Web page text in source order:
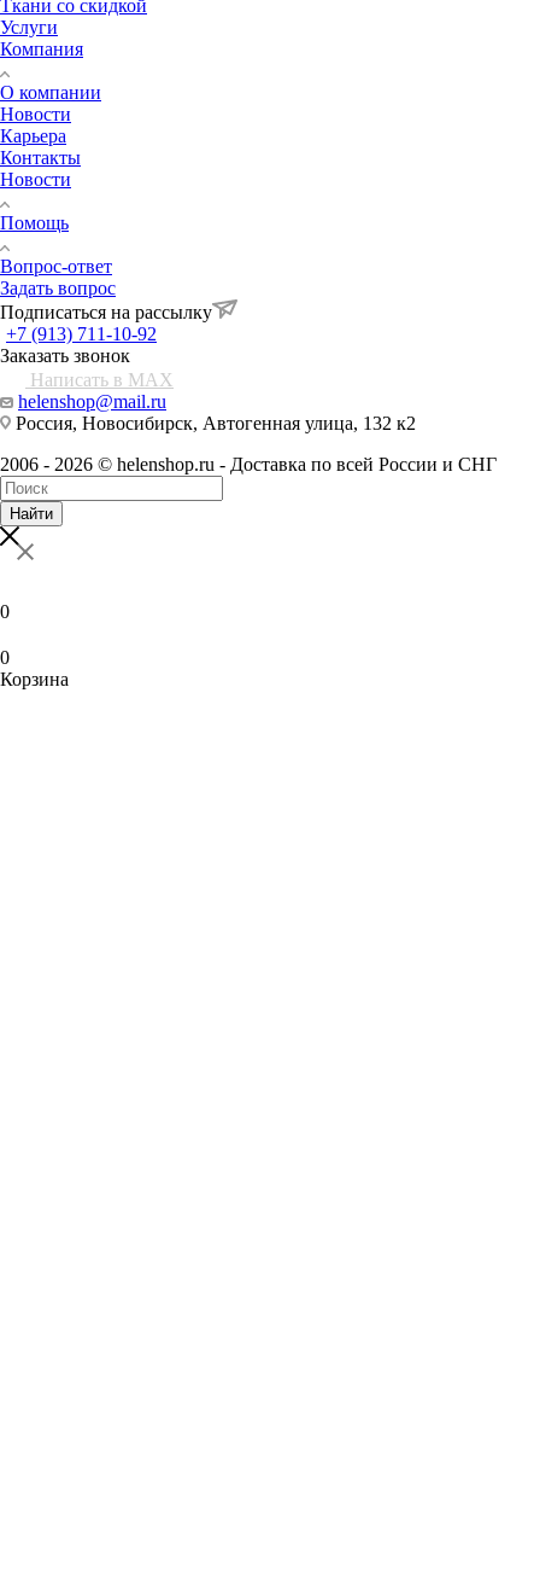
Ткани со скидкой
Услуги
Компания
О компании
Новости
Карьера
Контакты
Новости
Помощь
Вопрос-ответ
Задать вопрос
Подписаться на рассылку
+7 (913) 711-10-92
Заказать звонок
Написать в MAX
helenshop@mail.ru
Россия, Новосибирск, Автогенная улица, 132 к2
2006 - 2026 © helenshop.ru - Доставка по всей России и СНГ
Найти
0
0
Корзина